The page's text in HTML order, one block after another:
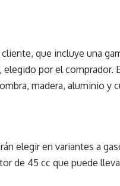
cliente, que incluye una
elegido por el comprador.
madera, aluminio y
elegir en variantes a
de 45 cc que puede